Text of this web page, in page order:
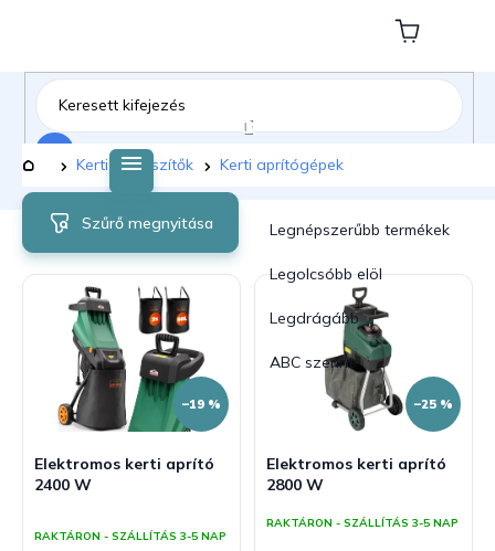
tartalomhoz
Kosár
Kezdőlap
Kerti kiegészítők Kerti aprítógépek
m
d
e
z
Legnépszerűbb termékek
Legolcsóbb elöl
Legdrágább
ABC szerint
Szűrő megnyitása
T
r
m
–19 %
Elektromos kerti aprító
2400 W
termék
RAKTÁRON - SZÁLLÍTÁS 3-5 NAP
–25 %
Elektromos kerti aprító
2800 W
RAKTÁRON - SZÁLLÍTÁS 3-5 NAP